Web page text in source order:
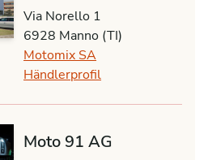
Via Norello 1
6928 Manno (TI)
Motomix SA
Händlerprofil
Moto 91 AG